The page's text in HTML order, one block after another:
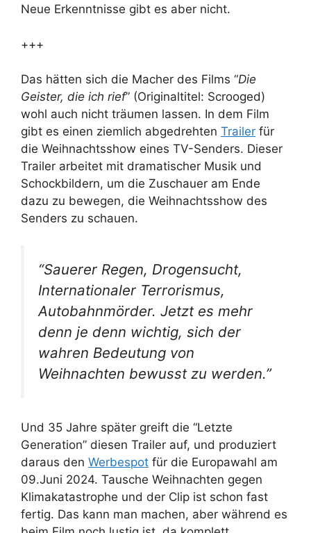
Neue Erkenntnisse gibt es aber nicht.
+++
Das hätten sich die Macher des Films “Die
Geister, die ich rief” (Originaltitel: Scrooged)
wohl auch nicht träumen lassen. In dem Film
gibt es einen ziemlich abgedrehten Trailer für
die Weihnachtsshow eines TV-Senders. Dieser
Trailer arbeitet mit dramatischer Musik und
Schockbildern, um die Zuschauer am Ende
dazu zu bewegen, die Weihnachtsshow des
Senders zu schauen.
“Sauerer Regen, Drogensucht,
Internationaler Terrorismus,
Autobahnmörder. Jetzt es mehr
denn je denn wichtig, sich der
wahren Bedeutung von
Weihnachten bewusst zu werden.”
Und 35 Jahre später greift die “Letzte
Generation” diesen Trailer auf, und produziert
daraus den Werbespot für die Europawahl am
09.Juni 2024. Tausche Weihnachten gegen
Klimakatastrophe und der Clip ist schon fast
fertig. Das kann man machen, aber während es